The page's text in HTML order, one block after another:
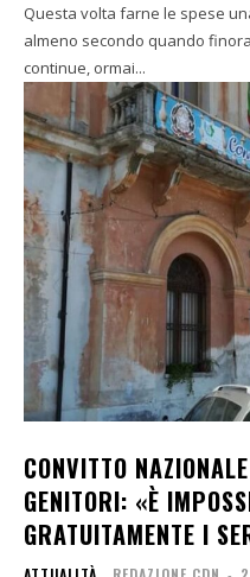
Questa volta farne le spese
almeno secondo quando
continue, ormai...
CONVITTO
GENITORI: «È
GRATUITAMENTE I